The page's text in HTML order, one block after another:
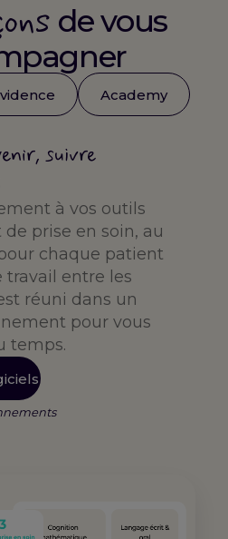
de vous
Academy
suivre
à vos outils
prise en soin, au
chaque patient
travail entre les
réuni dans un
pour vous
temps.